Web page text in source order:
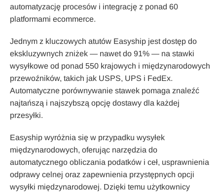
automatyzację procesów i integrację z ponad 60
platformami ecommerce.
Jednym z kluczowych atutów Easyship jest dostęp do
ekskluzywnych zniżek — nawet do 91% — na stawki
wysyłkowe od ponad 550 krajowych i międzynarodowych
przewoźników, takich jak USPS, UPS i FedEx.
Automatyczne porównywanie stawek pomaga znaleźć
najtańszą i najszybszą opcję dostawy dla każdej
przesyłki.
Easyship wyróżnia się w przypadku wysyłek
międzynarodowych, oferując narzędzia do
automatycznego obliczania podatków i ceł, usprawnienia
odprawy celnej oraz zapewnienia przystępnych opcji
wysyłki międzynarodowej. Dzięki temu użytkownicy